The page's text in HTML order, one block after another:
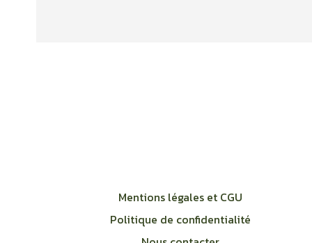
Mentions légales et CGU
Politique de confidentialité